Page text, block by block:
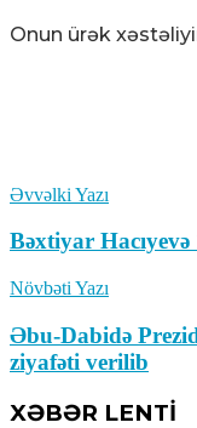
Onun ürək
Əvvəlki Yazı
Bəxtiyar Hacıyevə
Növbəti Yazı
Əbu-Dabidə
ziyafəti verilib
XƏBƏR LENTİ